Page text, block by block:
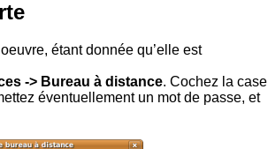
étant donnée qu’elle est
-> Bureau à distance. Cochez la case
éventuellement un mot de passe, et